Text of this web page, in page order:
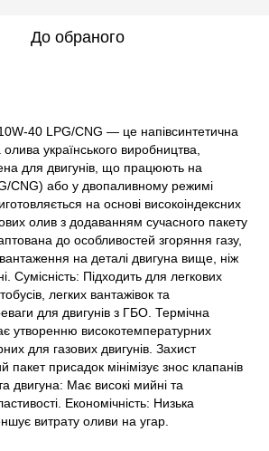
До обраного
40 LPG/CNG — це напівсинтетична
українського виробництва,
для двигунів, що працюють на
CNG) або у двопаливному режимі
на основі високоіндексних
олив з додаванням сучасного пакету
до особливостей згоряння газу,
на деталі двигуна вище, ніж
Сумісність: Підходить для легкових
легких вантажівок та
для двигунів з ГБО. Термічна
утворенню високотемпературних
для газових двигунів. Захист
пакет присадок мінімізує знос клапанів
двигуна: Має високі мийні та
Економічність: Низька
витрату оливи на угар.